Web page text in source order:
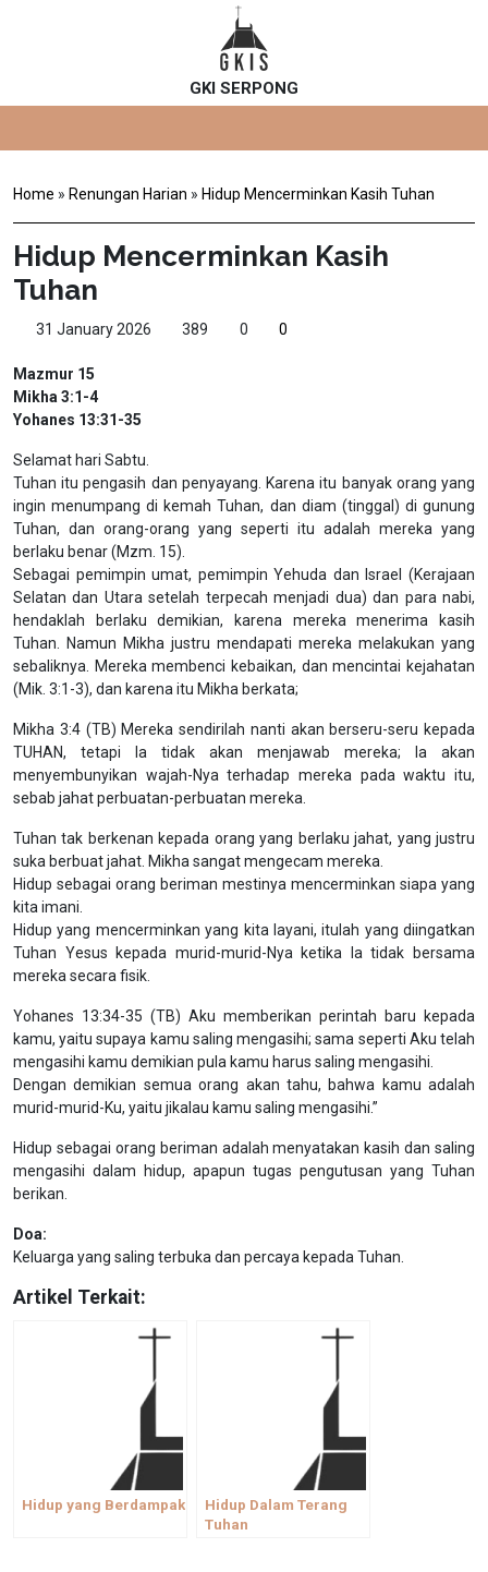
GKI SERPONG
Home » Renungan Harian » Hidup Mencerminkan Kasih Tuhan
Hidup Mencerminkan Kasih
Tuhan
31 January 2026 389 0 0
Mazmur 15
Mikha 3:1-4
Yohanes 13:31-35
Selamat hari Sabtu.
Tuhan itu pengasih dan penyayang. Karena itu banyak orang yang
ingin menumpang di kemah Tuhan, dan diam (tinggal) di gunung
Tuhan, dan orang-orang yang seperti itu adalah mereka yang
berlaku benar (Mzm. 15).
Sebagai pemimpin umat, pemimpin Yehuda dan Israel (Kerajaan
Selatan dan Utara setelah terpecah menjadi dua) dan para nabi,
hendaklah berlaku demikian, karena mereka menerima kasih
Tuhan. Namun Mikha justru mendapati mereka melakukan yang
sebaliknya. Mereka membenci kebaikan, dan mencintai kejahatan
(Mik. 3:1-3), dan karena itu Mikha berkata;
Mikha 3:4 (TB) Mereka sendirilah nanti akan berseru-seru kepada
TUHAN, tetapi Ia tidak akan menjawab mereka; Ia akan
menyembunyikan wajah-Nya terhadap mereka pada waktu itu,
sebab jahat perbuatan-perbuatan mereka.
Tuhan tak berkenan kepada orang yang berlaku jahat, yang justru
suka berbuat jahat. Mikha sangat mengecam mereka.
Hidup sebagai orang beriman mestinya mencerminkan siapa yang
kita imani.
Hidup yang mencerminkan yang kita layani, itulah yang diingatkan
Tuhan Yesus kepada murid-murid-Nya ketika Ia tidak bersama
mereka secara fisik.
Yohanes 13:34-35 (TB) Aku memberikan perintah baru kepada
kamu, yaitu supaya kamu saling mengasihi; sama seperti Aku telah
mengasihi kamu demikian pula kamu harus saling mengasihi.
Dengan demikian semua orang akan tahu, bahwa kamu adalah
murid-murid-Ku, yaitu jikalau kamu saling mengasihi.”
Hidup sebagai orang beriman adalah menyatakan kasih dan saling
mengasihi dalam hidup, apapun tugas pengutusan yang Tuhan
berikan.
Doa:
Keluarga yang saling terbuka dan percaya kepada Tuhan.
Artikel Terkait:
Hidup yang Berdampak
Hidup Dalam Terang
Tuhan